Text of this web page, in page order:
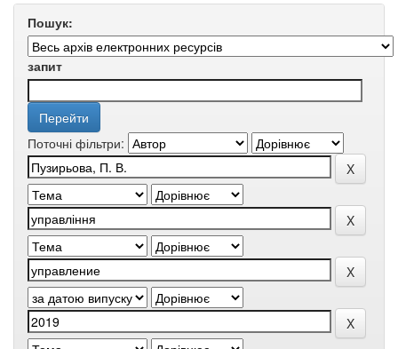
Пошук:
запит
Поточні фільтри: